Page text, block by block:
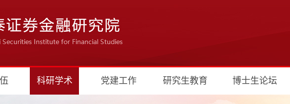
科研学术 党建工作 研究生教育 博士生论坛